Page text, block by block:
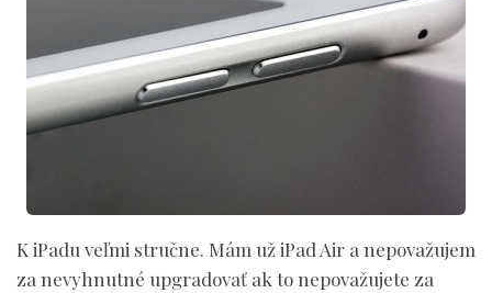
K iPadu veľmi stručne. Mám už iPad Air a nepovažujem
za nevyhnutné upgradovať ak to nepovažujete za